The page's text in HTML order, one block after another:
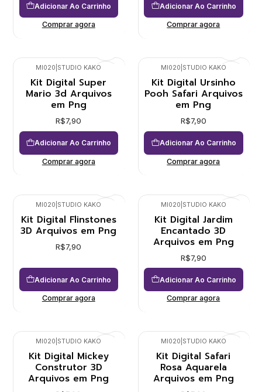
Adicionar Ao Carrinho
Comprar agora
Adicionar Ao Carrinho
Comprar agora
MI020 STUDIO KAKO
Kit Digital Super
Mario 3d Arquivos
em Png
R$7,90
Adicionar Ao Carrinho
Comprar agora
MI020 STUDIO KAKO
Kit Digital Ursinho
Pooh Safari Arquivos
em Png
R$7,90
Adicionar Ao Carrinho
Comprar agora
MI020 STUDIO KAKO
Kit Digital Flinstones
3D Arquivos em Png
R$7,90
Adicionar Ao Carrinho
Comprar agora
MI020 STUDIO KAKO
Kit Digital Jardim
Encantado 3D
Arquivos em Png
R$7,90
Adicionar Ao Carrinho
Comprar agora
MI020 STUDIO KAKO
Kit Digital Mickey
Construtor 3D
Arquivos em Png
MI020 STUDIO KAKO
Kit Digital Safari
Rosa Aquarela
Arquivos em Png